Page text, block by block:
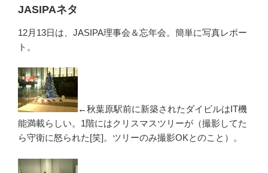
JASIPAネタ
12月13日は、JASIPA理事会＆忘年会。簡単に写真レポー
ト。
←秋葉原駅前に新築されたダイビルはIT機
能満載らしい。1階にはクリスマスツリーが（撮影してた
ら守衛に怒られた[笑]。ツリーのみ撮影OKとのこと）。